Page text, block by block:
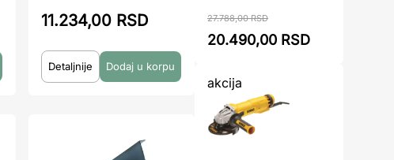
11.234,00 RSD
Detaljnije
27.788,00 RSD
20.490,00 RSD
akcija